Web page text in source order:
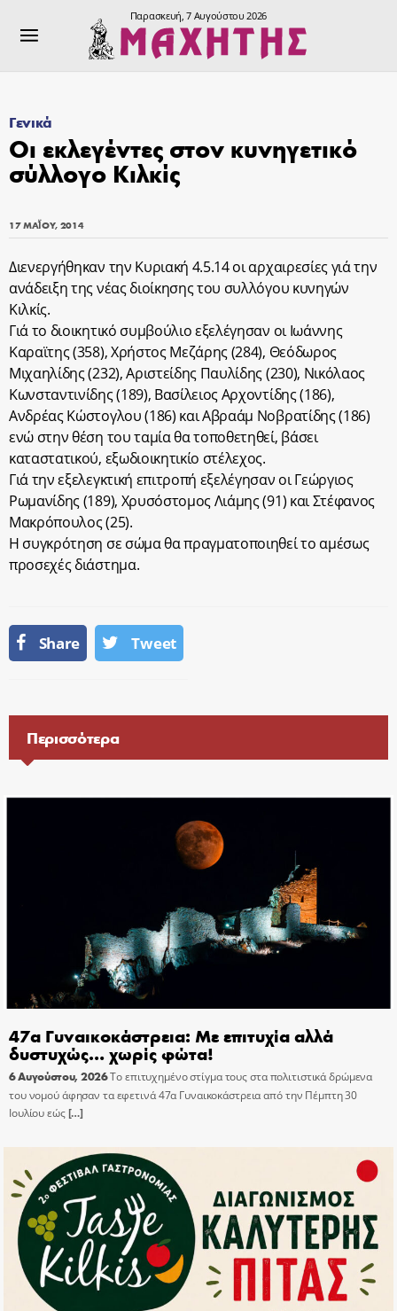
Παρασκευή, 7 Αυγούστου 2026
Γενικά
Οι εκλεγέντες στον κυνηγετικό
σύλλογο Κιλκίς
17 ΜΑΪ́ΟΥ, 2014
Διενεργήθηκαν την Κυριακή 4.5.14 οι αρχαιρεσίες γιά την
ανάδειξη της νέας διοίκησης του συλλόγου κυνηγών
Κιλκίς.
Γιά το διοικητικό συμβούλιο εξελέγησαν οι Ιωάννης
Καραϊτης (358), Χρήστος Μεζάρης (284), Θεόδωρος
Μιχαηλίδης (232), Αριστείδης Παυλίδης (230), Νικόλαος
Κωνσταντινίδης (189), Βασίλειος Αρχοντίδης (186),
Ανδρέας Κώστογλου (186) και Αβραάμ Νοβρατίδης (186)
ενώ στην θέση του ταμία θα τοποθετηθεί, βάσει
καταστατικού, εξωδιοικητικίο στέλεχος.
Γιά την εξελεγκτική επιτροπή εξελέγησαν οι Γεώργιος
Ρωμανίδης (189), Χρυσόστομος Λιάμης (91) και Στέφανος
Μακρόπουλος (25).
Η συγκρότηση σε σώμα θα πραγματοποιηθεί το αμέσως
προσεχές διάστημα.
Share Tweet
Περισσότερα
47α Γυναικοκάστρεια: Με επιτυχία αλλά
δυστυχώς… χωρίς φώτα!
6 Αυγούστου, 2026Το επιτυχημένο στίγμα τους στα πολιτιστικά δρώμενα
του νομού άφησαν τα εφετινά 47α Γυναικοκάστρεια από την Πέμπτη 30
Ιουλίου εώς[…]